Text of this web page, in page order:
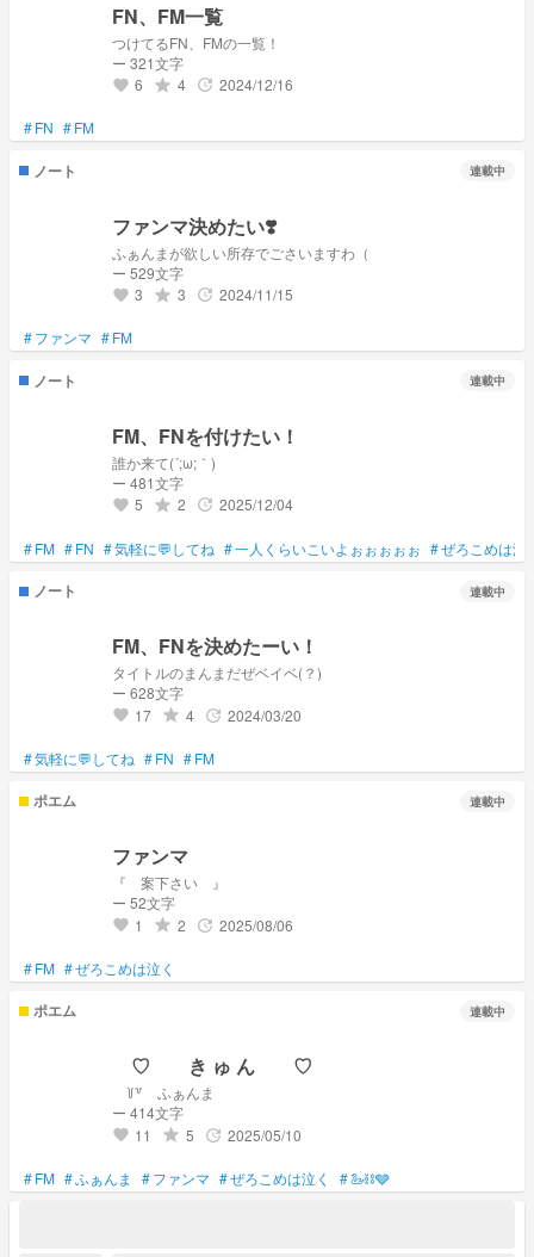
FN、FM一覧
つけてるFN、FMの一覧！
ー 321文字
favorite 6 grade 4 update 2024/12/16
#FN #FM
ノート 連載中
ファンマ決めたい❣️
ふぁんまが欲しい所存でごさいますわ（
ー 529文字
favorite 3 grade 3 update 2024/11/15
#ファンマ #FM
ノート 連載中
FM、FNを付けたい！
誰か来て(´;ω;｀)
ー 481文字
favorite 5 grade 2 update 2025/12/04
#FM #FN #気軽に💬してね #一人くらいこいよぉぉぉぉぉ #ぜろこめは泣
ノート 連載中
FM、FNを決めたーい！
タイトルのまんまだぜベイベ(？)
ー 628文字
favorite 17 grade 4 update 2024/03/20
#気軽に💬してね #FN #FM
ポエム 連載中
ファンマ
『 案下さい 』
ー 52文字
favorite 1 grade 2 update 2025/08/06
#FM #ぜろこめは泣く
ポエム 連載中
♡ き ゅ ん ♡
꒦꒷ ふぁんま
ー 414文字
favorite 11 grade 5 update 2025/05/10
#FM #ふぁんま #ファンマ #ぜろこめは泣く #🦢⛓️🩶